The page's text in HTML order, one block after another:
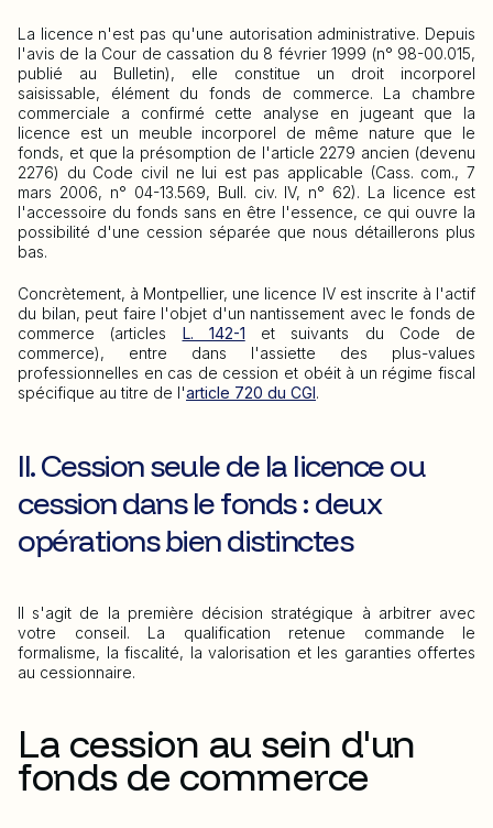
La licence n'est pas qu'une autorisation administrative. Depuis
l'avis de la Cour de cassation du 8 février 1999 (n° 98-00.015,
publié au Bulletin), elle constitue un droit incorporel
saisissable, élément du fonds de commerce. La chambre
commerciale a confirmé cette analyse en jugeant que la
licence est un meuble incorporel de même nature que le
fonds, et que la présomption de l'article 2279 ancien (devenu
2276) du Code civil ne lui est pas applicable (Cass. com., 7
mars 2006, n° 04-13.569, Bull. civ. IV, n° 62). La licence est
l'accessoire du fonds sans en être l'essence, ce qui ouvre la
possibilité d'une cession séparée que nous détaillerons plus
bas.
Concrètement, à Montpellier, une licence IV est inscrite à l'actif
du bilan, peut faire l'objet d'un nantissement avec le fonds de
commerce (articles L. 142-1 et suivants du Code de
commerce), entre dans l'assiette des plus-values
professionnelles en cas de cession et obéit à un régime fiscal
spécifique au titre de l'article 720 du CGI.
II. Cession seule de la licence ou
cession dans le fonds : deux
opérations bien distinctes
Il s'agit de la première décision stratégique à arbitrer avec
votre conseil. La qualification retenue commande le
formalisme, la fiscalité, la valorisation et les garanties offertes
au cessionnaire.
La cession au sein d'un
fonds de commerce